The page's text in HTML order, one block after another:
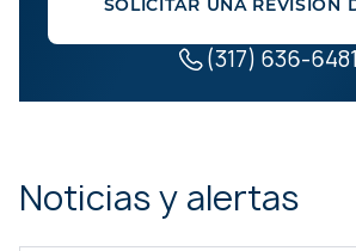
SOLICITAR UNA REVISIÓN
(317) 636-6481
Noticias y alertas